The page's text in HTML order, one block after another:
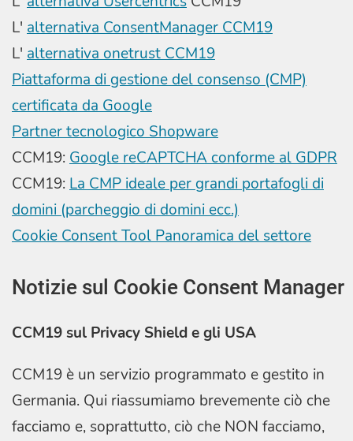
L' alternativa ConsentManager CCM19
L' alternativa onetrust CCM19
Piattaforma di gestione del consenso (CMP)
certificata da Google
Partner tecnologico Shopware
CCM19: Google reCAPTCHA conforme al GDPR
CCM19: La CMP ideale per grandi portafogli di
domini (parcheggio di domini ecc.)
Cookie Consent Tool Panoramica del settore
Notizie sul Cookie Consent Manager
CCM19 sul Privacy Shield e gli USA
CCM19 è un servizio programmato e gestito in
Germania. Qui riassumiamo brevemente ciò che
facciamo e, soprattutto, ciò che NON facciamo,